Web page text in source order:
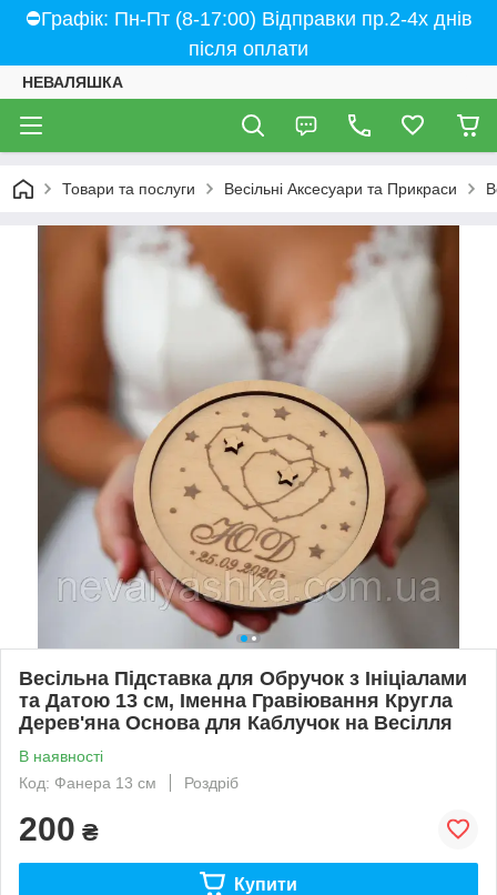
⛔Графік: Пн-Пт (8-17:00) Відправки пр.2-4х днів
після оплати
НЕВАЛЯШКА
Товари та послуги Весільні Аксесуари та Прикраси
Весільна Підставка для Обручок з Ініціалами
та Датою 13 см, Іменна Гравіювання Кругла
Дерев'яна Основа для Каблучок на Весілля
В наявності
Код: Фанера 13 см
Роздріб
200 ₴
Купити